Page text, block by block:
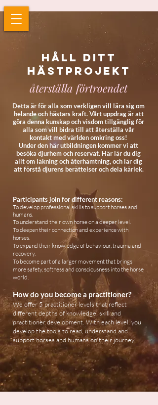
återställa förtroendet
Håll ditt
hästprojekt
Detta är för alla som verkligen vill lära sig om
helande och hästars kraft. Vårt uppdrag är att
göra denna kunskap och visdom tillgänglig för
alla som vill bidra till att återställa vår
kontakt med världen omkring oss!
Under den här utbildningen kommer vi att
besöka djurhem och reservat. Här lär du dig
allt om läkning och återhämtning, och lär dig
att förstå djurens berättelser och dela kärlek.
Participants join for different reasons:
To develop professional skills to support horses and
humans.
To understand their own horse on a deeper level.
To deepen their connection and experience with
horses.
To expand their knowledge of behaviour, trauma and
recovery.
To become part of a larger movement that brings
more safety, softness and consciousness into the horse
world.
How do you become a practitioner?
We offer 5 practitioner levels that reflect
different depths of knowledge, skill and
practitioner development. With each level, you
develop the tools to read, understand and
support horses and humans on their journey.